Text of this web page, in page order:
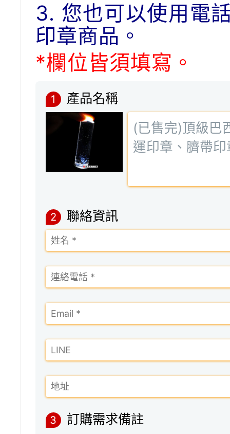
3. 您也可以使用電
印章商品。
*欄位皆須填寫。
1 產品名稱
2 聯絡資訊
3 訂購需求備註